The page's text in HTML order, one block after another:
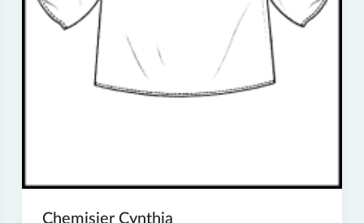
Chemisier Cynthia